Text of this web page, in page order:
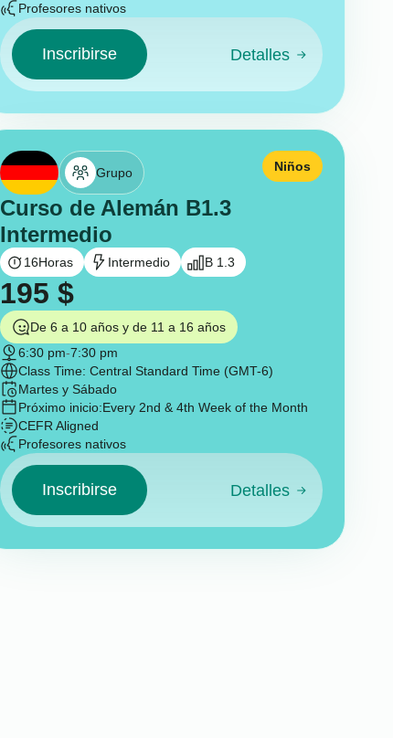
Profesores nativos
Inscribirse Detalles
Grupo
Curso de Alemán B1.3
Intermedio
Niños
16Horas Intermedio B 1.3
195$
De 6 a 10 años y de 11 a 16 años
6:30 pm-7:30 pm
Class Time: Central Standard Time (GMT-6)
Martes y Sábado
Próximo inicio:Every 2nd & 4th Week of the Month
CEFR Aligned
Profesores nativos
Inscribirse Detalles